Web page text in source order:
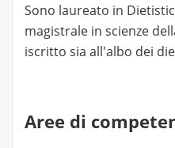
Sono laureato in
magistrale in scienze
iscritto sia all'albo dei
Aree di